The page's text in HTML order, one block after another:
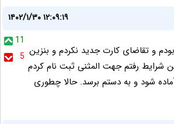
۱۴۰۲/۱/۳۰ ۱۲:۰۹:۱۹
11
5 بودم و تقاضای کارت جدید نکردم و بنزین
شرایط رفتم جهت المثنی ثبت نام کردم
شود و به دستم برسد. حالا چطوری